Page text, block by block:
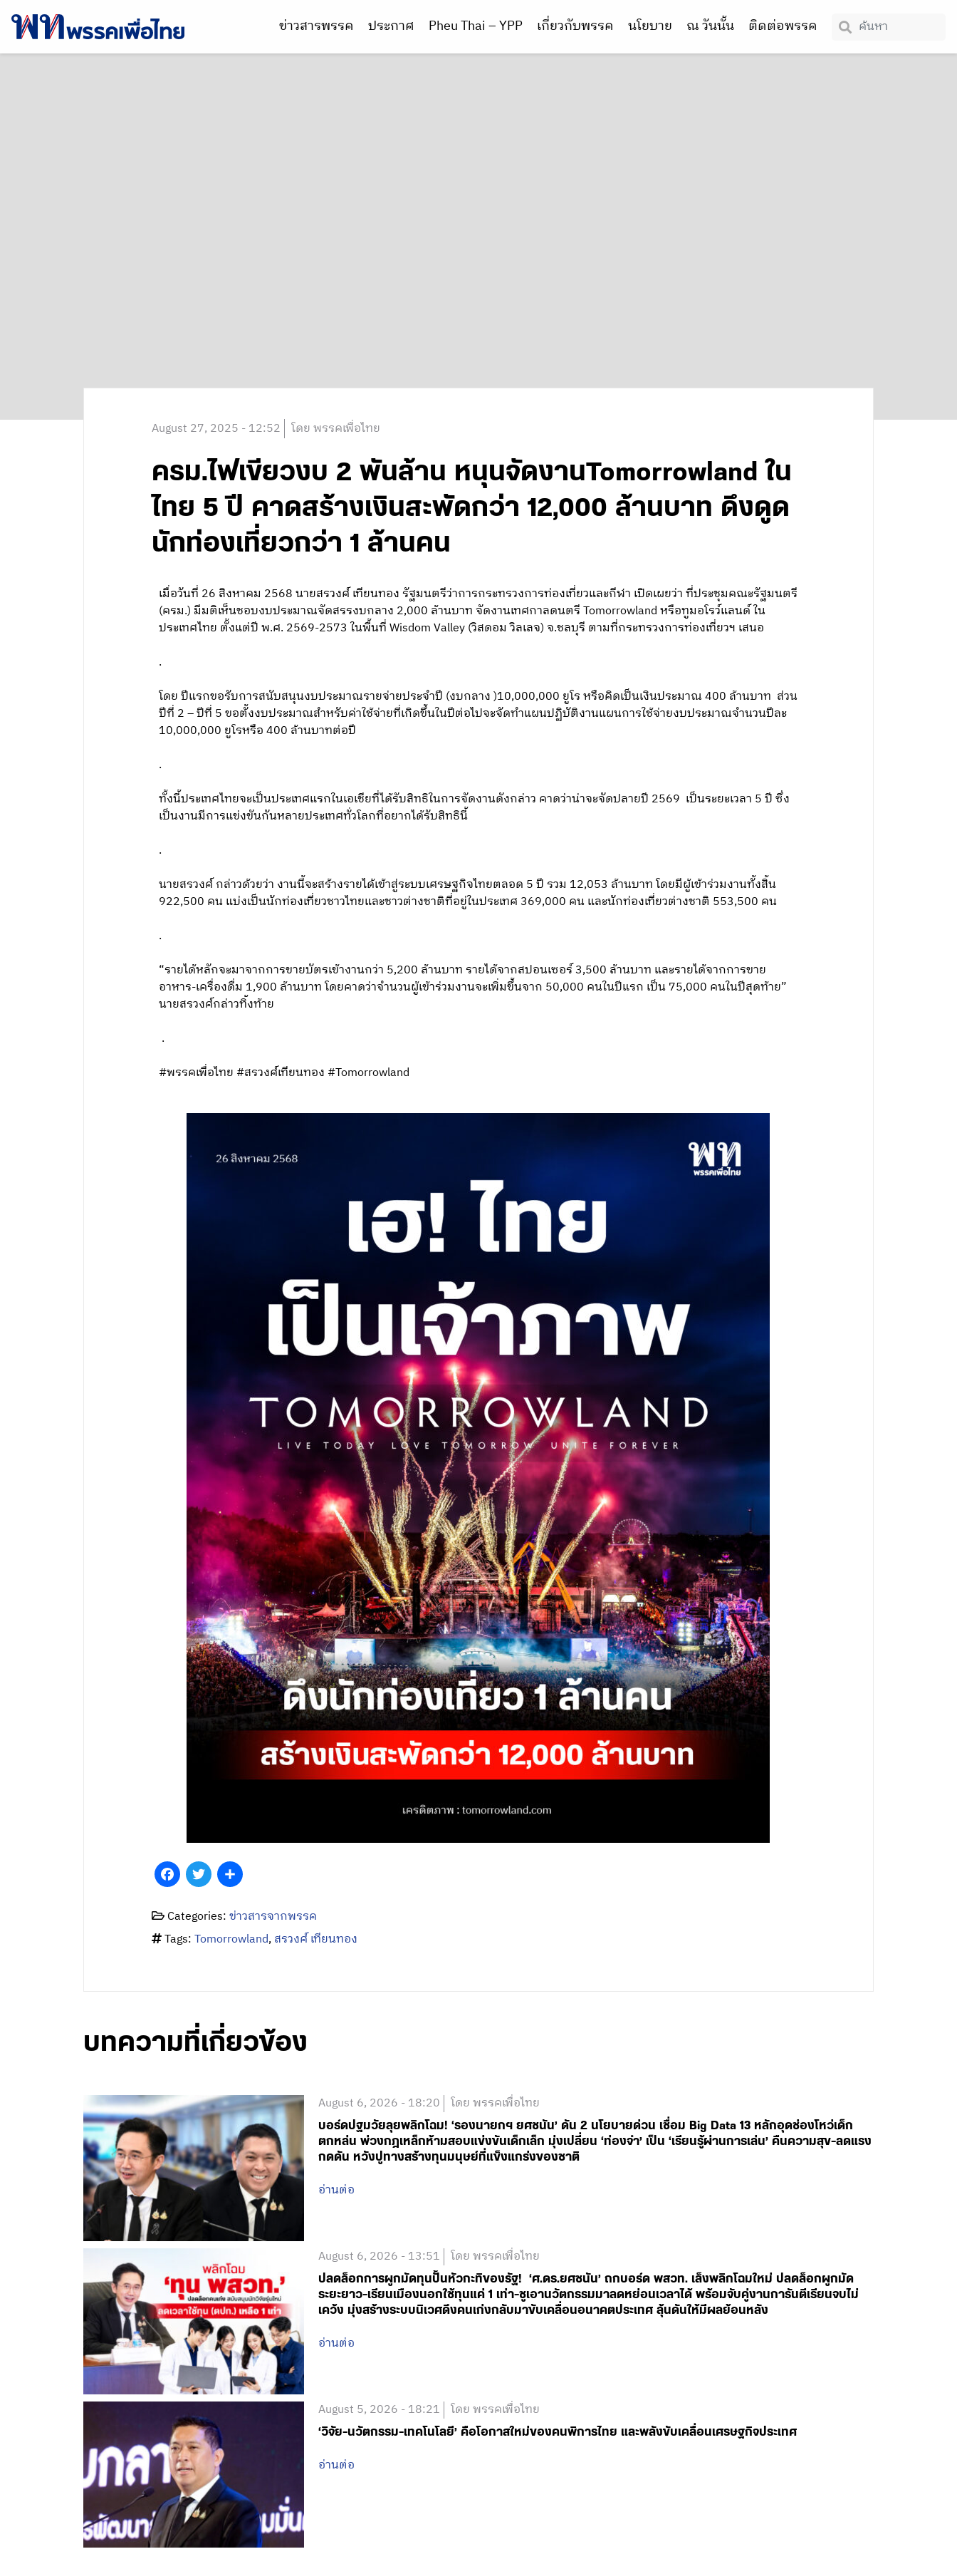
ข่าวสารพรรค ประกาศ Pheu Thai – YPP เกี่ยวกับพรรค นโยบาย ณ วันนั้น ติดต่อพรรค
August 27, 2025 - 12:52 โดย พรรคเพื่อไทย
ครม.ไฟเขียวงบ 2 พันล้าน หนุนจัดงานTomorrowland ใน
ไทย 5 ปี คาดสร้างเงินสะพัดกว่า 12,000 ล้านบาท ดึงดูด
นักท่องเที่ยวกว่า 1 ล้านคน
เมื่อวันที่ 26 สิงหาคม 2568 นายสรวงศ์ เทียนทอง รัฐมนตรีว่าการกระทรวงการท่องเที่ยวและกีฬา เปิดเผยว่า ที่ประชุมคณะรัฐมนตรี
(ครม.) มีมติเห็นชอบงบประมาณจัดสรรงบกลาง 2,000 ล้านบาท จัดงานเทศกาลดนตรี Tomorrowland หรือทูมอโรว์แลนด์ ใน
ประเทศไทย ตั้งแต่ปี พ.ศ. 2569-2573 ในพื้นที่ Wisdom Valley (วิสดอม วิลเลจ) จ.ชลบุรี ตามที่กระทรวงการท่องเที่ยวฯ เสนอ
.
โดย ปีแรกขอรับการสนับสนุนงบประมาณรายจ่ายประจำปี (งบกลาง )10,000,000 ยูโร หรือคิดเป็นเงินประมาณ 400 ล้านบาท ส่วน
ปีที่ 2 – ปีที่ 5 ขอตั้งงบประมาณสำหรับค่าใช้จ่ายที่เกิดขึ้นในปีต่อไปจะจัดทำแผนปฏิบัติงานแผนการใช้จ่ายงบประมาณจำนวนปีละ
10,000,000 ยูโรหรือ 400 ล้านบาทต่อปี
.
ทั้งนี้ประเทศไทยจะเป็นประเทศแรกในเอเชียที่ได้รับสิทธิในการจัดงานดังกล่าว คาดว่าน่าจะจัดปลายปี 2569 เป็นระยะเวลา 5 ปี ซึ่ง
เป็นงานมีการแข่งขันกันหลายประเทศทั่วโลกที่อยากได้รับสิทธินี้
.
นายสรวงศ์ กล่าวด้วยว่า งานนี้จะสร้างรายได้เข้าสู่ระบบเศรษฐกิจไทยตลอด 5 ปี รวม 12,053 ล้านบาท โดยมีผู้เข้าร่วมงานทั้งสิ้น
922,500 คน แบ่งเป็นนักท่องเที่ยวชาวไทยและชาวต่างชาติที่อยู่ในประเทศ 369,000 คน และนักท่องเที่ยวต่างชาติ 553,500 คน
.
“รายได้หลักจะมาจากการขายบัตรเข้างานกว่า 5,200 ล้านบาท รายได้จากสปอนเซอร์ 3,500 ล้านบาท และรายได้จากการขาย
อาหาร-เครื่องดื่ม 1,900 ล้านบาท โดยคาดว่าจำนวนผู้เข้าร่วมงานจะเพิ่มขึ้นจาก 50,000 คนในปีแรก เป็น 75,000 คนในปีสุดท้าย”
นายสรวงศ์กล่าวทิ้งท้าย
.
#พรรคเพื่อไทย #สรวงศ์เทียนทอง #Tomorrowland
Facebook
TwitterShare
Categories:ข่าวสารจากพรรค
Tags:Tomorrowland,สรวงศ์ เทียนทอง
บทความที่เกี่ยวข้อง
August 6, 2026 - 18:20 โดย พรรคเพื่อไทย
บอร์ดปฐมวัยลุยพลิกโฉม! ‘รองนายกฯ ยศชนัน’ ดัน 2 นโยบายด่วน เชื่อม Big Data 13 หลักอุดช่องโหว่เด็ก
ตกหล่น พ่วงกฎเหล็กห้ามสอบแข่งขันเด็กเล็ก มุ่งเปลี่ยน ‘ท่องจำ’ เป็น ‘เรียนรู้ผ่านการเล่น’ คืนความสุข-ลดแรง
กดดัน หวังปูทางสร้างทุนมนุษย์ที่แข็งแกร่งของชาติ
อ่านต่อ
August 6, 2026 - 13:51 โดย พรรคเพื่อไทย
ปลดล็อกการผูกมัดทุนปั้นหัวกะทิของรัฐ! ‘ศ.ดร.ยศชนัน’ ถกบอร์ด พสวท. เล็งพลิกโฉมใหม่ ปลดล็อกผูกมัด
ระยะยาว-เรียนเมืองนอกใช้ทุนแค่ 1 เท่า-ชูเอานวัตกรรมมาลดหย่อนเวลาได้ พร้อมจับคู่งานการันตีเรียนจบไม่
เคว้ง มุ่งสร้างระบบนิเวศดึงคนเก่งกลับมาขับเคลื่อนอนาคตประเทศ ลุ้นดันให้มีผลย้อนหลัง
อ่านต่อ
August 5, 2026 - 18:21 โดย พรรคเพื่อไทย
‘วิจัย-นวัตกรรม-เทคโนโลยี’ คือโอกาสใหม่ของคนพิการไทย และพลังขับเคลื่อนเศรษฐกิจประเทศ
อ่านต่อ